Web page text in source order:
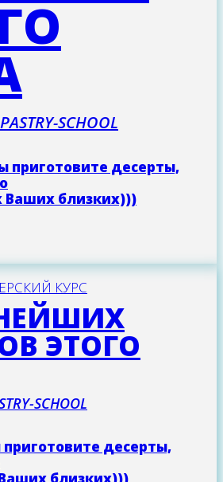
SCHOOL
приготовите десерты,
Ваших близких)))
КУРС
ЭТОГО
SCHOOL
десерты,